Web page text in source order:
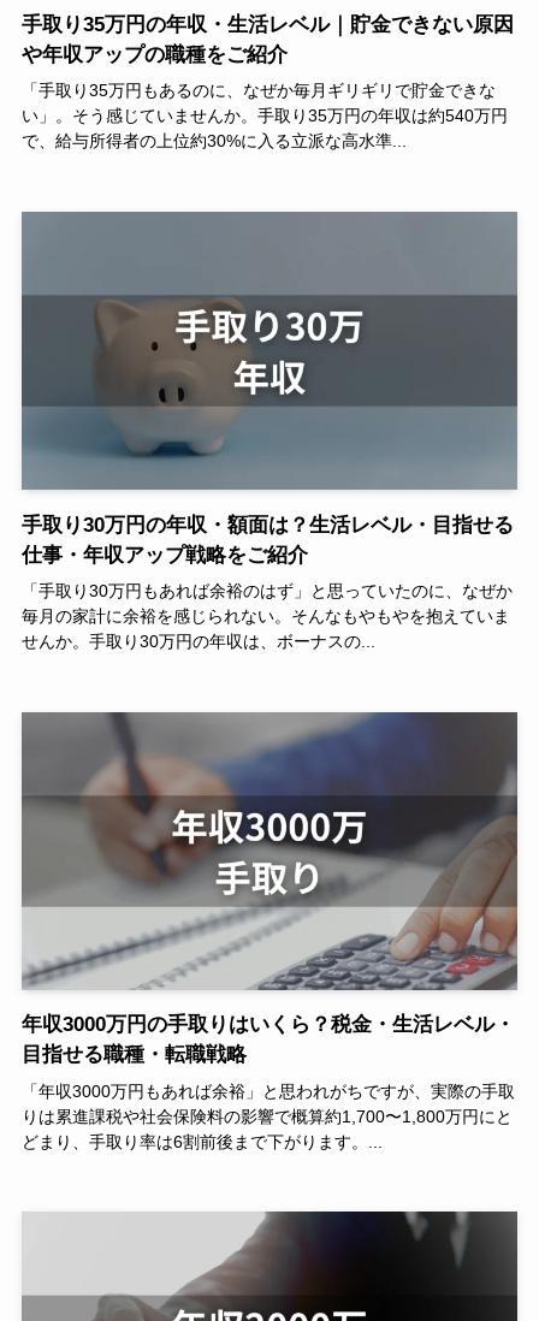
手取り35万円の年収・生活レベル｜貯金できない原因
や年収アップの職種をご紹介
「手取り35万円もあるのに、なぜか毎月ギリギリで貯金できな
い」。そう感じていませんか。手取り35万円の年収は約540万円
で、給与所得者の上位約30%に入る立派な高水準...
手取り30万円の年収・額面は？生活レベル・目指せる
仕事・年収アップ戦略をご紹介
「手取り30万円もあれば余裕のはず」と思っていたのに、なぜか
毎月の家計に余裕を感じられない。そんなもやもやを抱えていま
せんか。手取り30万円の年収は、ボーナスの...
年収3000万円の手取りはいくら？税金・生活レベル・
目指せる職種・転職戦略
「年収3000万円もあれば余裕」と思われがちですが、実際の手取
りは累進課税や社会保険料の影響で概算約1,700〜1,800万円にと
どまり、手取り率は6割前後まで下がります。...